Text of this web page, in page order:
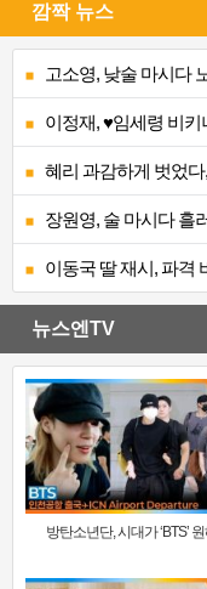
깜짝 뉴스
고소영, 낮술 마시다
이정재, ♥임세령 비
혜리 과감하게 벗었다
장원영, 술 마시다 흘
이동국 딸 재시, 파격
뉴스엔TV
방탄소년단, 시대가 ‘BTS’